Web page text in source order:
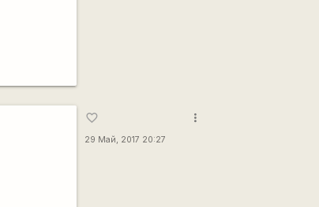
favorite_border
29 Май, 2017 20:27
more_vert